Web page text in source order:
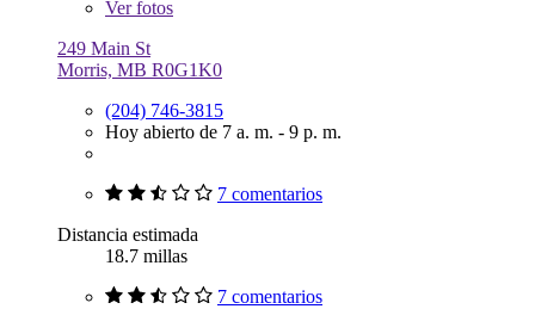
Verfotos
249 Main St
Morris, MB R0G1K0
(204) 746-3815
Hoy abierto de 7 a. m. - 9 p. m.
7 comentarios
Distancia estimada
18.7 millas
7 comentarios